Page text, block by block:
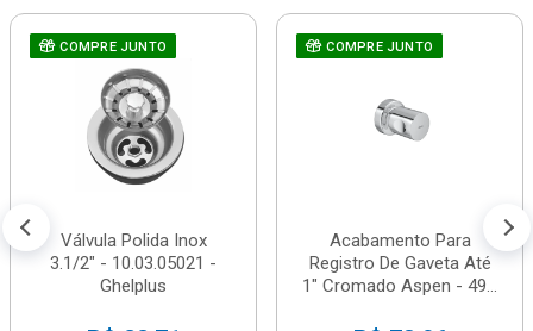
COMPRE JUNTO
Válvula Polida Inox
3.1/2" - 10.03.05021 -
Ghelplus
COMPRE JUNTO
Acabamento Para
Registro De Gaveta Até
1" Cromado Aspen - 49...